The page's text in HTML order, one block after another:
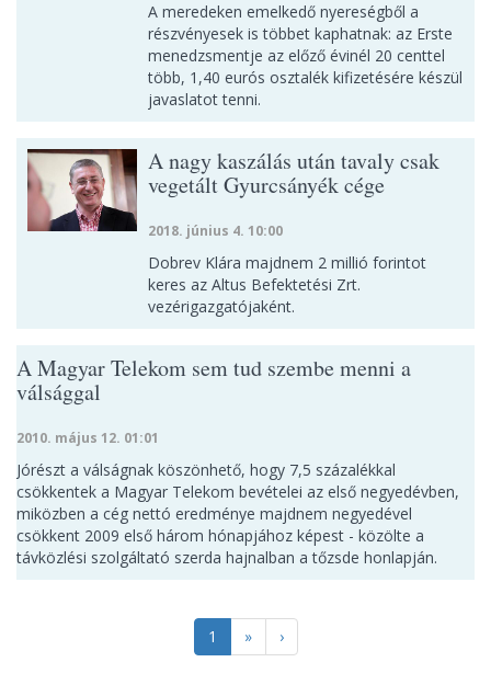
A meredeken emelkedő nyereségből a
részvényesek is többet kaphatnak: az Erste
menedzsmentje az előző évinél 20 centtel
több, 1,40 eurós osztalék kifizetésére készül
javaslatot tenni.
A nagy kaszálás után tavaly csak
vegetált Gyurcsányék cége
2018. június 4. 10:00
Dobrev Klára majdnem 2 millió forintot
keres az Altus Befektetési Zrt.
vezérigazgatójaként.
A Magyar Telekom sem tud szembe menni a
válsággal
2010. május 12. 01:01
Jórészt a válságnak köszönhető, hogy 7,5 százalékkal
csökkentek a Magyar Telekom bevételei az első negyedévben,
miközben a cég nettó eredménye majdnem negyedével
csökkent 2009 első három hónapjához képest - közölte a
távközlési szolgáltató szerda hajnalban a tőzsde honlapján.
1 » ›